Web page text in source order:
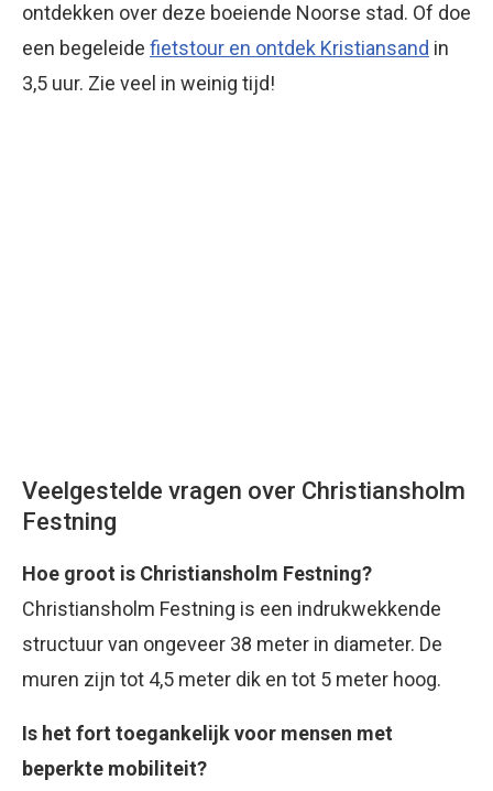
ontdekken over deze boeiende Noorse stad. Of doe
een begeleide fietstour en ontdek Kristiansand in
3,5 uur. Zie veel in weinig tijd!
Veelgestelde vragen over Christiansholm
Festning
Hoe groot is Christiansholm Festning?
Christiansholm Festning is een indrukwekkende
structuur van ongeveer 38 meter in diameter. De
muren zijn tot 4,5 meter dik en tot 5 meter hoog.
Is het fort toegankelijk voor mensen met
beperkte mobiliteit?